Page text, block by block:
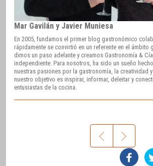
Mar Gavilán y Javier Muniesa
En 2005, fundamos el primer blog gastronómico
rápidamente se convirtió en un referente en el ámbito
dimos un paso adelante y creamos Gastronomía &
independiente. Para nosotros, ha sido un sueño
nuestras pasiones por la gastronomía, la creatividad
nuestro objetivo es inspirar, informar, deleitar y
entusiastas de la cocina.